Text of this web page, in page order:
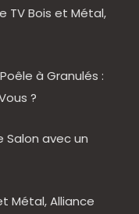
TV Bois et Métal,
à Granulés :
?
Salon avec un
Métal, Alliance